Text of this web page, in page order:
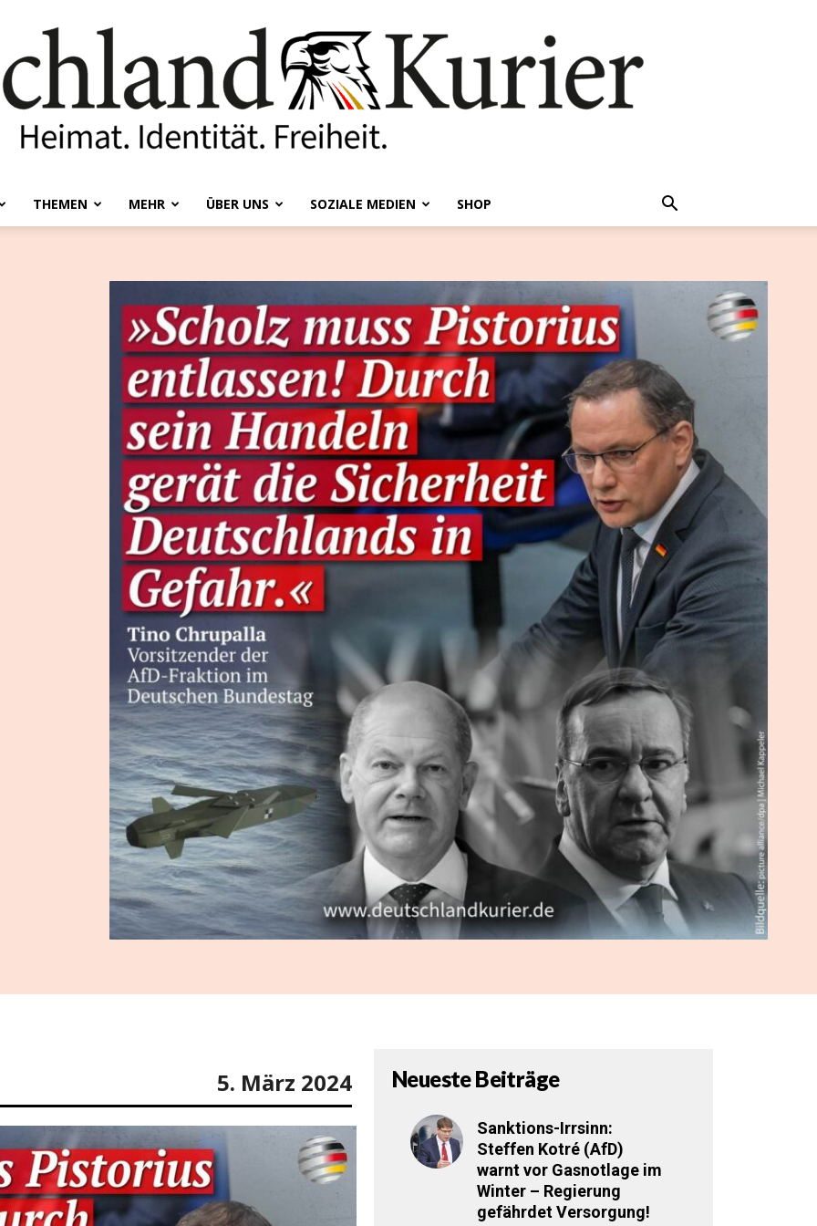
Kurier
THEMEN MEHR ÜBER UNS SOZIALE MEDIEN SHOP
5. März 2024 Neueste Beiträge
Sanktions-Irrsinn:
Steffen Kotré (AfD)
warnt vor Gasnotlage im
Winter – Regierung
gefährdet Versorgung!